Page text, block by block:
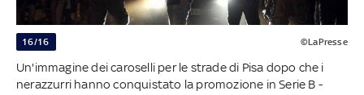
16/16 ©LaPresse
Un'immagine dei caroselli per le strade di Pisa dopo che i
nerazzurri hanno conquistato la promozione in Serie B -